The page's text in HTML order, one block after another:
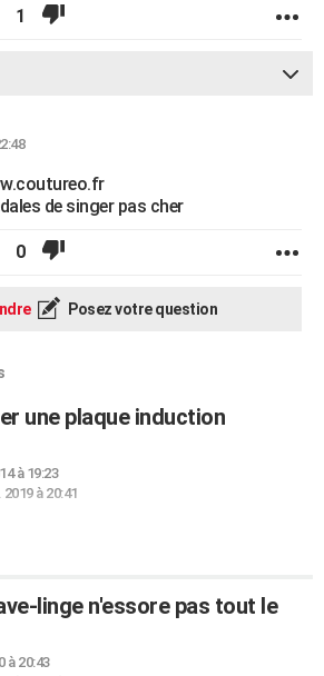
1
de singer pas cher
0
Posez votre question
une plaque induction
à 19:23
2019 à 20:41
linge n'essore pas tout le
à 20:43